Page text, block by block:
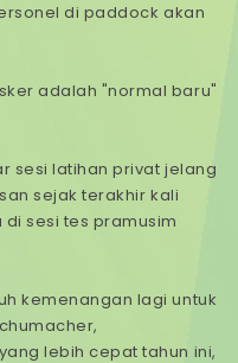
di paddock akan
adalah "normal baru"
sesi latihan privat jelang
sejak terakhir kali
sesi tes pramusim
kemenangan lagi untuk
lebih cepat tahun ini,